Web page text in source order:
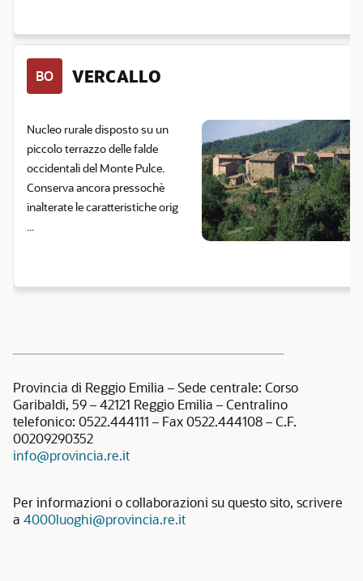
BO VERCALLO
Nucleo rurale disposto su un
piccolo terrazzo delle falde
occidentali del Monte Pulce.
Conserva ancora pressochè
inalterate le caratteristiche orig
...
Provincia di Reggio Emilia – Sede centrale: Corso
Garibaldi, 59 – 42121 Reggio Emilia – Centralino
telefonico: 0522.444111 – Fax 0522.444108 – C.F.
00209290352
info@provincia.re.it
Per informazioni o collaborazioni su questo sito, scrivere
a 4000luoghi@provincia.re.it